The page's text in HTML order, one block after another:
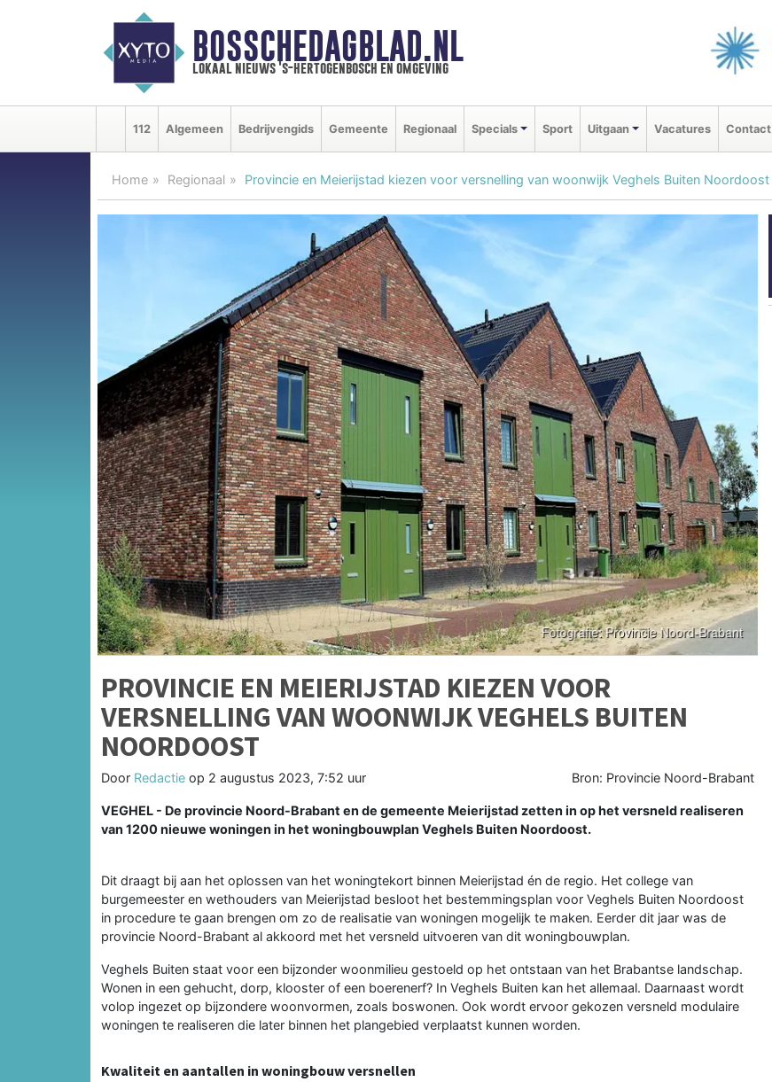
BOSSCHEDAGBLAD.NL
lokaal nieuws 's-hertogenbosch en omgeving
112 Algemeen Bedrijvengids Gemeente Regionaal Specials Sport Uitgaan Vacatures Contact
Home Regionaal Provincie en Meierijstad kiezen voor versnelling van woonwijk Veghels Buiten Noordoost
PROVINCIE EN MEIERIJSTAD KIEZEN VOOR
VERSNELLING VAN WOONWIJK VEGHELS BUITEN
NOORDOOST
Door Redactie op 2 augustus 2023, 7:52 uur Bron: Provincie Noord-Brabant
VEGHEL - De provincie Noord-Brabant en de gemeente Meierijstad zetten in op het versneld realiseren
van 1200 nieuwe woningen in het woningbouwplan Veghels Buiten Noordoost.
Dit draagt bij aan het oplossen van het woningtekort binnen Meierijstad én de regio. Het college van
burgemeester en wethouders van Meierijstad besloot het bestemmingsplan voor Veghels Buiten Noordoost
in procedure te gaan brengen om zo de realisatie van woningen mogelijk te maken. Eerder dit jaar was de
provincie Noord-Brabant al akkoord met het versneld uitvoeren van dit woningbouwplan.
Veghels Buiten staat voor een bijzonder woonmilieu gestoeld op het ontstaan van het Brabantse landschap.
Wonen in een gehucht, dorp, klooster of een boerenerf? In Veghels Buiten kan het allemaal. Daarnaast wordt
volop ingezet op bijzondere woonvormen, zoals boswonen. Ook wordt ervoor gekozen versneld modulaire
woningen te realiseren die later binnen het plangebied verplaatst kunnen worden.
Kwaliteit en aantallen in woningbouw versnellen